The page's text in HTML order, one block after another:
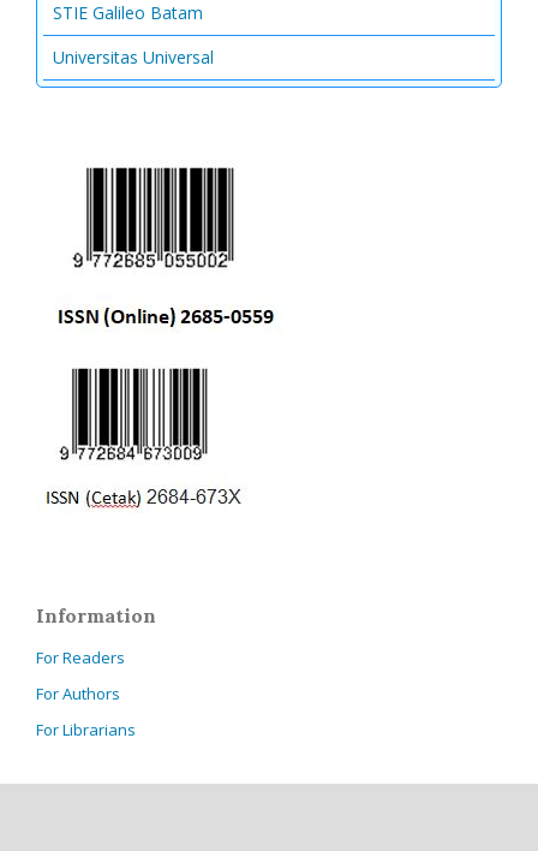
STIE Galileo Batam
Universitas Universal
Information
For Readers
For Authors
For Librarians